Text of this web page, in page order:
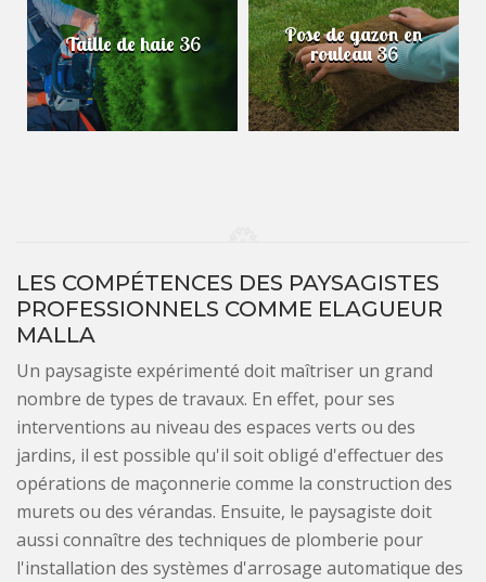
Taille de haie 36 Pose de gazon en
rouleau 36
LES COMPÉTENCES DES PAYSAGISTES
PROFESSIONNELS COMME ELAGUEUR
MALLA
Un paysagiste expérimenté doit maîtriser un grand
nombre de types de travaux. En effet, pour ses
interventions au niveau des espaces verts ou des
jardins, il est possible qu'il soit obligé d'effectuer des
opérations de maçonnerie comme la construction des
murets ou des vérandas. Ensuite, le paysagiste doit
aussi connaître des techniques de plomberie pour
l'installation des systèmes d'arrosage automatique des